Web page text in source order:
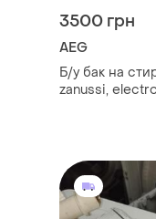
3500 грн
AEG
Б/у бак на
zanussi,